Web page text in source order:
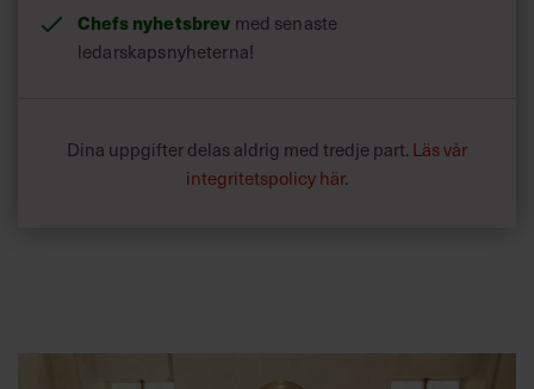
Chefs nyhetsbrev med senaste
ledarskapsnyheterna!
Dina uppgifter delas aldrig med tredje part. Läs vår
integritetspolicy här.